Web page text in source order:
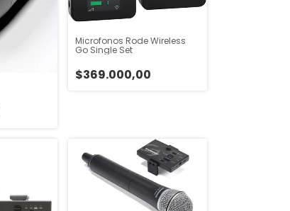
Microfonos Rode Wireless
Go Single Set
$369.000,00